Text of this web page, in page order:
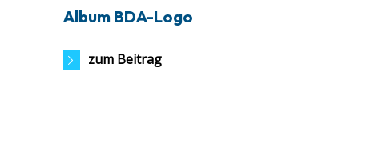
Album BDA-Logo
zum Beitrag